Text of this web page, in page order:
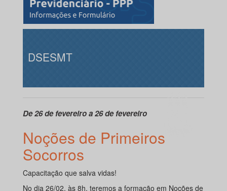
DSESMT
De 26 de fevereiro a 26 de fevereiro
Noções de Primeiros
Socorros
Capacitação que salva vidas!
No dia 26/02, às 8h, teremos a formação em Noções de